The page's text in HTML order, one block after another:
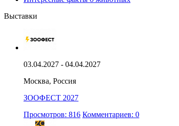
Выставки
03.04.2027 - 04.04.2027
Москва, Россия
ЗООФЕСТ 2027
Просмотров: 816 Комментариев: 0